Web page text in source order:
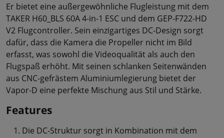
Er bietet eine außergewöhnliche Flugleistung mit dem
TAKER H60_BLS 60A 4-in-1 ESC und dem GEP-F722-HD
V2 Flugcontroller. Sein einzigartiges DC-Design sorgt
dafür, dass die Kamera die Propeller nicht im Bild
erfasst, was sowohl die Videoqualität als auch den
Flugspaß erhöht. Mit seinen schlanken Seitenwänden
aus CNC-gefrästem Aluminiumlegierung bietet der
Vapor-D eine perfekte Mischung aus Stil und Stärke.
Features
Die DC-Struktur sorgt in Kombination mit dem